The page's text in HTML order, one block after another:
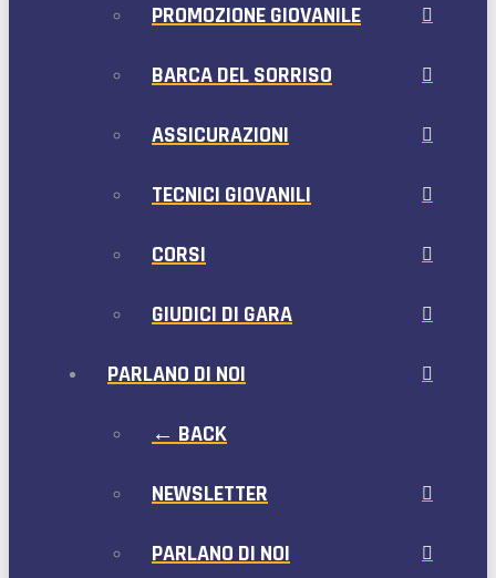
PROMOZIONE GIOVANILE
BARCA DEL SORRISO
ASSICURAZIONI
TECNICI GIOVANILI
CORSI
GIUDICI DI GARA
PARLANO DI NOI
← BACK
NEWSLETTER
PARLANO DI NOI